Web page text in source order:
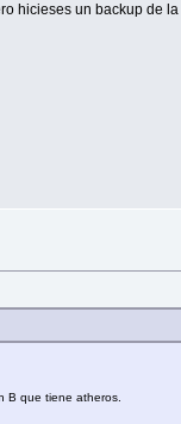
hicieses un backup de
B que tiene atheros.